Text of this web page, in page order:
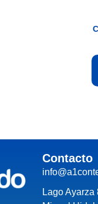
Contacto
Lago